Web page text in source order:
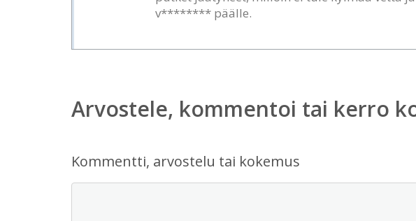
v******** päälle.
Arvostele, kommentoi tai kerro
Kommentti, arvostelu tai kokemus